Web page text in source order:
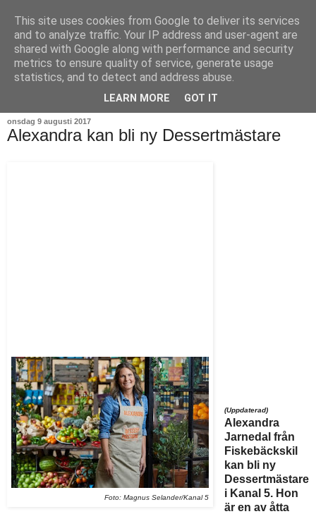
onsdag 9 augusti 2017
Alexandra kan bli ny Dessertmästare
Foto: Magnus Selander/Kanal 5
(Uppdaterad)
Alexandra
Jarnedal från
Fiskebäckskil
kan bli ny
Dessertmästare
i Kanal 5. Hon
är en av åtta
This site uses cookies from Google to deliver its services
and to analyze traffic. Your IP address and user-agent are
shared with Google along with performance and security
metrics to ensure quality of service, generate usage
statistics, and to detect and address abuse.
LEARN MORE GOT IT